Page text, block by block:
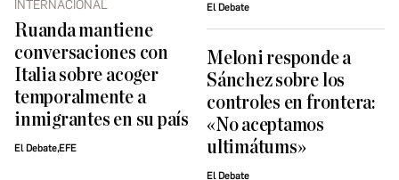
INTERNACIONAL
Ruanda mantiene
conversaciones con
Italia sobre acoger
temporalmente a
inmigrantes en su país
El Debate,EFE
El Debate
Meloni responde a
Sánchez sobre los
controles en frontera:
«No aceptamos
ultimátums»
El Debate